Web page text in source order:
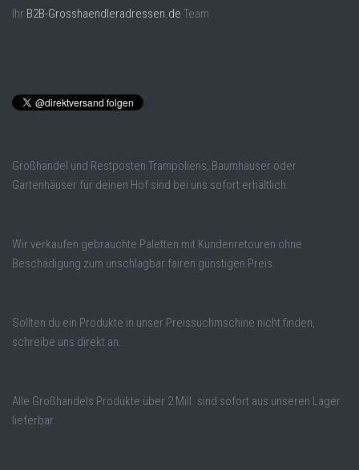
Ihr B2B-Grosshaendleradressen.de Team
Großhandel und Restposten Trampoliens, Baumhäuser oder
Gartenhäuser für deinen Hof sind bei uns sofort erhältlich.
Wir verkaufen gebrauchte Paletten mit Kundenretouren ohne
Beschädigung zum unschlagbar fairen günstigen Preis.
Sollten du ein Produkte in unser Preissuchmschine nicht finden,
schreibe uns direkt an.
Alle Großhandels Produkte über 2 Mill. sind sofort aus unseren Lager
lieferbar.